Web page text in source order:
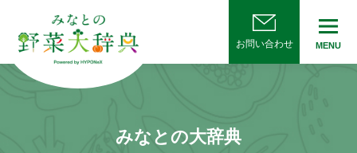
お問い合わせ MENU
みなとの大辞典